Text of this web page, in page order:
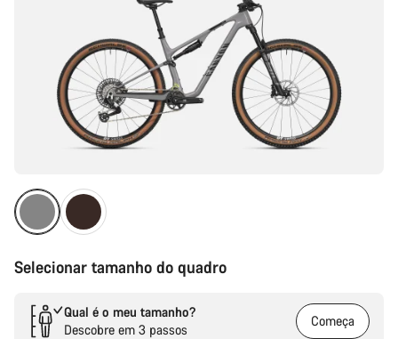
Selecionar tamanho do quadro
Qual é o meu tamanho?
Descobre em 3 passos
Começa